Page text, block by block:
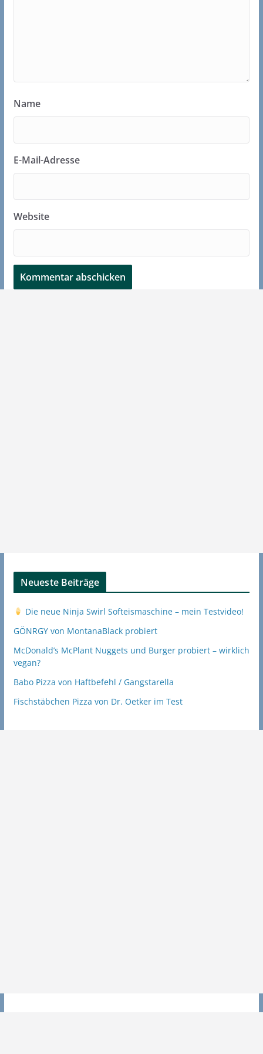
Name
E-Mail-Adresse
Website
Neueste Beiträge
Die neue Ninja Swirl Softeismaschine – mein Testvideo!
GÖNRGY von MontanaBlack probiert
McDonald’s McPlant Nuggets und Burger probiert – wirklich
vegan?
Babo Pizza von Haftbefehl / Gangstarella
Fischstäbchen Pizza von Dr. Oetker im Test